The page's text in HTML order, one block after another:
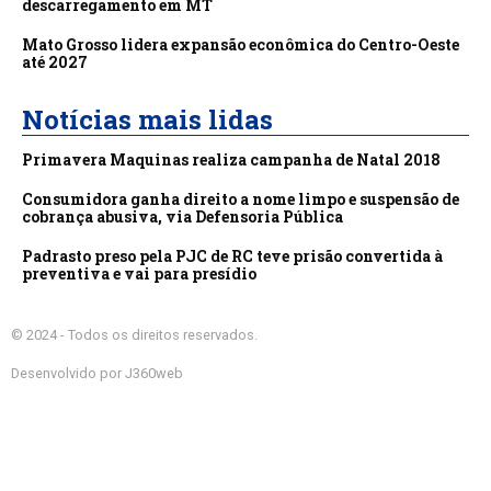
descarregamento em MT
Mato Grosso lidera expansão econômica do Centro-Oeste
até 2027
Notícias mais lidas
Primavera Maquinas realiza campanha de Natal 2018
Consumidora ganha direito a nome limpo e suspensão de
cobrança abusiva, via Defensoria Pública
Padrasto preso pela PJC de RC teve prisão convertida à
preventiva e vai para presídio
© 2024 - Todos os direitos reservados.
Desenvolvido por J360web